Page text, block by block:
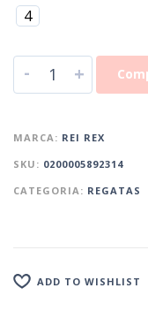
4
- +
MARCA: REI REX
SKU: 0200005892314
CATEGORIA: REGATAS
ADD TO WISHLIST